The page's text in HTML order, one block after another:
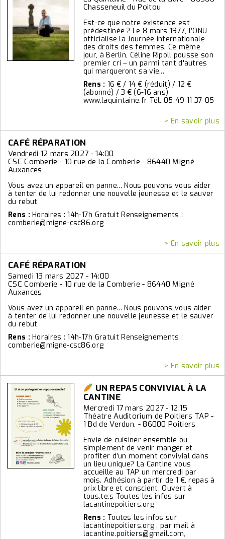
Chasseneuil du Poitou
Est-ce que notre existence est
prédestinée ? Le 8 mars 1977, l’ONU
officialise la Journée internationale
des droits des femmes. Ce même
jour, à Berlin, Céline Ripoll pousse son
premier cri – un parmi tant d'autres
qui marqueront sa vie...
Rens : 16 € / 14 € (réduit) / 12 €
(abonné) / 3 € (6-16 ans)
www.laquintaine.fr Tél. 05 49 11 37 05
> En savoir plus
CAFÉ RÉPARATION
Vendredi 12 mars 2027 - 14:00
CSC Comberie - 10 rue de la Comberie - 86440 Migné
Auxances
Vous avez un appareil en panne... Nous pouvons vous aider
à tenter de lui redonner une nouvelle jeunesse et le sauver
du rebut
Rens :Horaires : 14h-17h Gratuit Renseignements :
comberie@migne-csc86.org
> En savoir plus
CAFÉ RÉPARATION
Samedi 13 mars 2027 - 14:00
CSC Comberie - 10 rue de la Comberie - 86440 Migné
Auxances
Vous avez un appareil en panne... Nous pouvons vous aider
à tenter de lui redonner une nouvelle jeunesse et le sauver
du rebut
Rens :Horaires : 14h-17h Gratuit Renseignements :
comberie@migne-csc86.org
> En savoir plus
UN REPAS CONVIVIAL À LA
CANTINE
Mercredi 17 mars 2027 - 12:15
Théatre Auditorium de Poitiers TAP -
1 Bd de Verdun, - 86000 Poitiers
Envie de cuisiner ensemble ou
simplement de venir manger et
profiter d’un moment convivial dans
un lieu unique? La Cantine vous
accueille au TAP un mercredi par
mois. Adhésion à partir de 1 €, repas à
prix libre et conscient. Ouvert à
tous.te.s Toutes les infos sur
lacantinepoitiers.org
Rens : Toutes les infos sur
lacantinepoitiers.org , par mail à
lacantine.poitiers@gmail.com,